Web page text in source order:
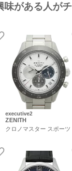
味がある人が
executive2
ZENITH
クロノマスター スポーツ